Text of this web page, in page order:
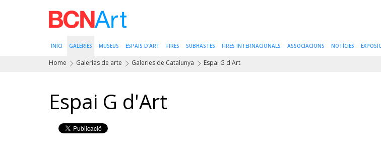
INICI GALERIES MUSEUS ESPAIS D'ART FIRES SUBHASTES FIRES INTERNACIONALS ASSOCIACIONS NOTÍCIES
Home Galerías de arte Galeries de Catalunya Espai G d'Art
Espai G d'Art